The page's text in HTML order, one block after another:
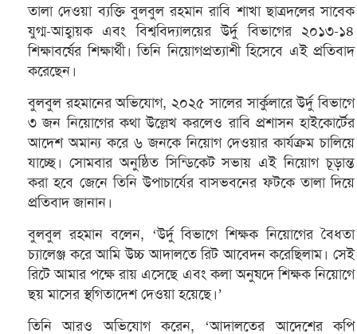
তালা দেওয়া ব্যক্তি বুলবুল রহমান রাবি শাখা ছাত্রদলের সাবেক
যুগ্ম-আহ্বায়ক এবং বিশ্ববিদ্যালয়ের উর্দু বিভাগের ২০১৩-১৪
শিক্ষাবর্ষের শিক্ষার্থী। তিনি নিয়োগপ্রত্যাশী হিসেবে এই প্রতিবাদ
করেছেন।
বুলবুল রহমানের অভিযোগ, ২০২৫ সালের সার্কুলারে উর্দু বিভাগে
৩ জন নিয়োগের কথা উল্লেখ করলেও রাবি প্রশাসন হাইকোর্টের
আদেশ অমান্য করে ৬ জনকে নিয়োগ দেওয়ার কার্যক্রম চালিয়ে
যাচ্ছে। সোমবার অনুষ্ঠিত সিন্ডিকেট সভায় এই নিয়োগ চূড়ান্ত
করা হবে জেনে তিনি উপাচার্যের বাসভবনের ফটকে তালা দিয়ে
প্রতিবাদ জানান।
বুলবুল রহমান বলেন, ‘উর্দু বিভাগে শিক্ষক নিয়োগের বৈধতা
চ্যালেঞ্জ করে আমি উচ্চ আদালতে রিট আবেদন করেছিলাম। সেই
রিটে আমার পক্ষে রায় এসেছে এবং কলা অনুষদে শিক্ষক নিয়োগে
ছয় মাসের স্থগিতাদেশ দেওয়া হয়েছে।’
তিনি আরও অভিযোগ করেন, ‘আদালতের আদেশের কপি